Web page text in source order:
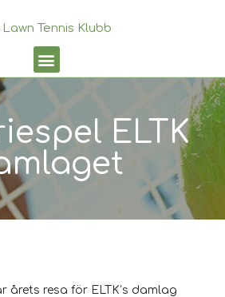
Tennis Klubb
ELTK
årets resa för ELTK’s damlag